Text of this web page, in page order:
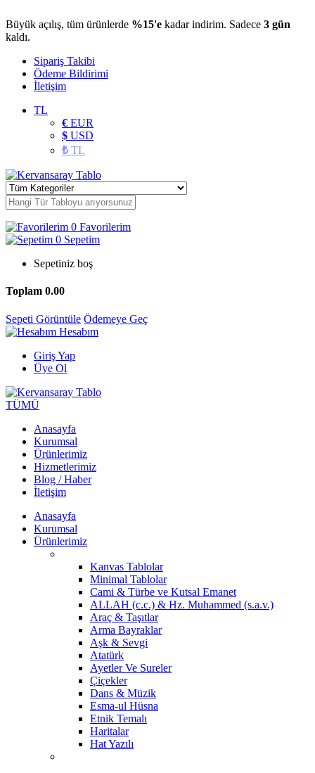
Büyük açılış, tüm ürünlerde %15'e kadar indirim. Sadece 3 gün
kaldı.
Sipariş Takibi
Ödeme Bildirimi
İletişim
TL
€ EUR
$ USD
₺TL
0 Favorilerim
0 Sepetim
Sepetiniz boş
Toplam 0.00
Sepeti Görüntüle Ödemeye Geç
Hesabım
Giriş Yap
Üye Ol
TÜMÜ
Anasayfa
Kurumsal
Ürünlerimiz
Hizmetlerimiz
Blog / Haber
İletişim
Anasayfa
Kurumsal
Ürünlerimiz
Kanvas Tablolar
Minimal Tablolar
Cami & Türbe ve Kutsal Emanet
ALLAH (c.c.) & Hz. Muhammed (s.a.v.)
Araç & Taşıtlar
Arma Bayraklar
Aşk & Sevgi
Atatürk
Ayetler Ve Sureler
Çiçekler
Dans & Müzik
Esma-ul Hüsna
Etnik Temalı
Haritalar
Hat Yazılı